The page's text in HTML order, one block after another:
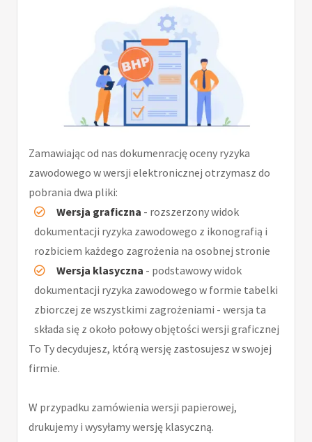
Zamawiając od nas dokumenrację oceny ryzyka
zawodowego w wersji elektronicznej otrzymasz do
pobrania dwa pliki:
Wersja graficzna - rozszerzony widok
dokumentacji ryzyka zawodowego z ikonografią i
rozbiciem każdego zagrożenia na osobnej stronie
Wersja klasyczna - podstawowy widok
dokumentacji ryzyka zawodowego w formie tabelki
zbiorczej ze wszystkimi zagrożeniami - wersja ta
składa się z około połowy objętości wersji graficznej
To Ty decydujesz, którą wersję zastosujesz w swojej
firmie.
W przypadku zamówienia wersji papierowej,
drukujemy i wysyłamy wersję klasyczną.